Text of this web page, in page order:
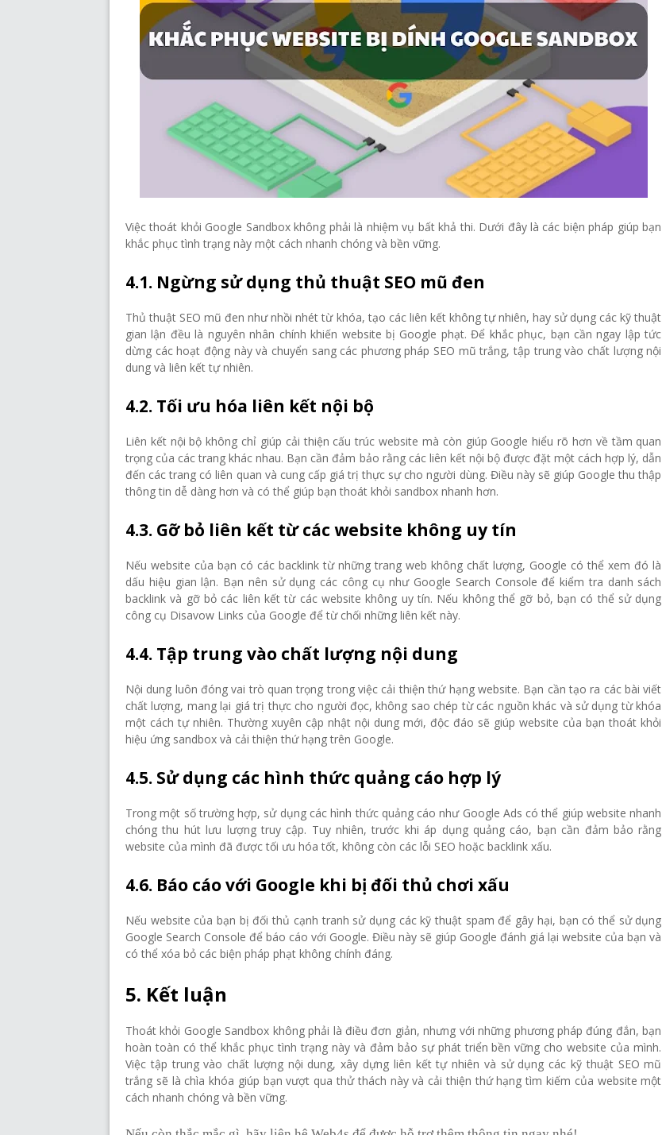
Việc thoát khỏi Google Sandbox không phải là nhiệm vụ bất khả thi. Dưới đây là các biện pháp giúp bạn
khắc phục tình trạng này một cách nhanh chóng và bền vững.
4.1. Ngừng sử dụng thủ thuật SEO mũ đen
Thủ thuật SEO mũ đen như nhồi nhét từ khóa, tạo các liên kết không tự nhiên, hay sử dụng các kỹ thuật
gian lận đều là nguyên nhân chính khiến website bị Google phạt. Để khắc phục, bạn cần ngay lập tức
dừng các hoạt động này và chuyển sang các phương pháp SEO mũ trắng, tập trung vào chất lượng nội
dung và liên kết tự nhiên.
4.2. Tối ưu hóa liên kết nội bộ
Liên kết nội bộ không chỉ giúp cải thiện cấu trúc website mà còn giúp Google hiểu rõ hơn về tầm quan
trọng của các trang khác nhau. Bạn cần đảm bảo rằng các liên kết nội bộ được đặt một cách hợp lý, dẫn
đến các trang có liên quan và cung cấp giá trị thực sự cho người dùng. Điều này sẽ giúp Google thu thập
thông tin dễ dàng hơn và có thể giúp bạn thoát khỏi sandbox nhanh hơn.
4.3. Gỡ bỏ liên kết từ các website không uy tín
Nếu website của bạn có các backlink từ những trang web không chất lượng, Google có thể xem đó là
dấu hiệu gian lận. Bạn nên sử dụng các công cụ như Google Search Console để kiểm tra danh sách
backlink và gỡ bỏ các liên kết từ các website không uy tín. Nếu không thể gỡ bỏ, bạn có thể sử dụng
công cụ Disavow Links của Google để từ chối những liên kết này.
4.4. Tập trung vào chất lượng nội dung
Nội dung luôn đóng vai trò quan trọng trong việc cải thiện thứ hạng website. Bạn cần tạo ra các bài viết
chất lượng, mang lại giá trị thực cho người đọc, không sao chép từ các nguồn khác và sử dụng từ khóa
một cách tự nhiên. Thường xuyên cập nhật nội dung mới, độc đáo sẽ giúp website của bạn thoát khỏi
hiệu ứng sandbox và cải thiện thứ hạng trên Google.
4.5. Sử dụng các hình thức quảng cáo hợp lý
Trong một số trường hợp, sử dụng các hình thức quảng cáo như Google Ads có thể giúp website nhanh
chóng thu hút lưu lượng truy cập. Tuy nhiên, trước khi áp dụng quảng cáo, bạn cần đảm bảo rằng
website của mình đã được tối ưu hóa tốt, không còn các lỗi SEO hoặc backlink xấu.
4.6. Báo cáo với Google khi bị đối thủ chơi xấu
Nếu website của bạn bị đối thủ cạnh tranh sử dụng các kỹ thuật spam để gây hại, bạn có thể sử dụng
Google Search Console để báo cáo với Google. Điều này sẽ giúp Google đánh giá lại website của bạn và
có thể xóa bỏ các biện pháp phạt không chính đáng.
5. Kết luận
Thoát khỏi Google Sandbox không phải là điều đơn giản, nhưng với những phương pháp đúng đắn, bạn
hoàn toàn có thể khắc phục tình trạng này và đảm bảo sự phát triển bền vững cho website của mình.
Việc tập trung vào chất lượng nội dung, xây dựng liên kết tự nhiên và sử dụng các kỹ thuật SEO mũ
trắng sẽ là chìa khóa giúp bạn vượt qua thử thách này và cải thiện thứ hạng tìm kiếm của website một
cách nhanh chóng và bền vững.